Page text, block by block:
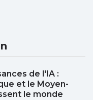
de l'IA :
et le Moyen-
le monde